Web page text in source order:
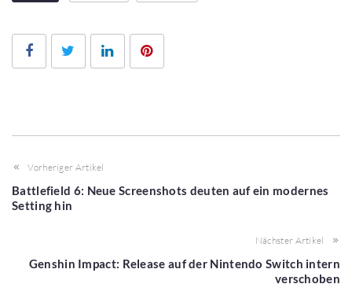
FacebookTwitter LinkedIn
Vorheriger Artikel
Battlefield 6: Neue Screenshots deuten auf ein modernes
Setting hin
Nächster Artikel
Genshin Impact: Release auf der Nintendo Switch intern
verschoben